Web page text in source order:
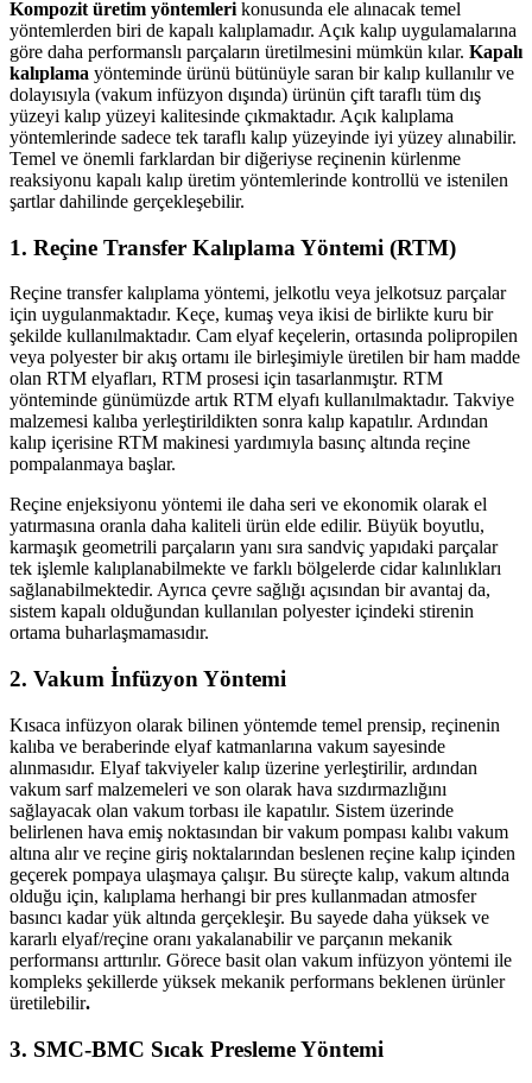
Kompozit üretim yöntemleri konusunda ele alınacak temel
yöntemlerden biri de kapalı kalıplamadır. Açık kalıp uygulamalarına
göre daha performanslı parçaların üretilmesini mümkün kılar. Kapalı
kalıplama yönteminde ürünü bütünüyle saran bir kalıp kullanılır ve
dolayısıyla (vakum infüzyon dışında) ürünün çift taraflı tüm dış
yüzeyi kalıp yüzeyi kalitesinde çıkmaktadır. Açık kalıplama
yöntemlerinde sadece tek taraflı kalıp yüzeyinde iyi yüzey alınabilir.
Temel ve önemli farklardan bir diğeriyse reçinenin kürlenme
reaksiyonu kapalı kalıp üretim yöntemlerinde kontrollü ve istenilen
şartlar dahilinde gerçekleşebilir.
1. Reçine Transfer Kalıplama Yöntemi (RTM)
Reçine transfer kalıplama yöntemi, jelkotlu veya jelkotsuz parçalar
için uygulanmaktadır. Keçe, kumaş veya ikisi de birlikte kuru bir
şekilde kullanılmaktadır. Cam elyaf keçelerin, ortasında polipropilen
veya polyester bir akış ortamı ile birleşimiyle üretilen bir ham madde
olan RTM elyafları, RTM prosesi için tasarlanmıştır. RTM
yönteminde günümüzde artık RTM elyafı kullanılmaktadır. Takviye
malzemesi kalıba yerleştirildikten sonra kalıp kapatılır. Ardından
kalıp içerisine RTM makinesi yardımıyla basınç altında reçine
pompalanmaya başlar.
Reçine enjeksiyonu yöntemi ile daha seri ve ekonomik olarak el
yatırmasına oranla daha kaliteli ürün elde edilir. Büyük boyutlu,
karmaşık geometrili parçaların yanı sıra sandviç yapıdaki parçalar
tek işlemle kalıplanabilmekte ve farklı bölgelerde cidar kalınlıkları
sağlanabilmektedir. Ayrıca çevre sağlığı açısından bir avantaj da,
sistem kapalı olduğundan kullanılan polyester içindeki stirenin
ortama buharlaşmamasıdır.
2. Vakum İnfüzyon Yöntemi
Kısaca infüzyon olarak bilinen yöntemde temel prensip, reçinenin
kalıba ve beraberinde elyaf katmanlarına vakum sayesinde
alınmasıdır. Elyaf takviyeler kalıp üzerine yerleştirilir, ardından
vakum sarf malzemeleri ve son olarak hava sızdırmazlığını
sağlayacak olan vakum torbası ile kapatılır. Sistem üzerinde
belirlenen hava emiş noktasından bir vakum pompası kalıbı vakum
altına alır ve reçine giriş noktalarından beslenen reçine kalıp içinden
geçerek pompaya ulaşmaya çalışır. Bu süreçte kalıp, vakum altında
olduğu için, kalıplama herhangi bir pres kullanmadan atmosfer
basıncı kadar yük altında gerçekleşir. Bu sayede daha yüksek ve
kararlı elyaf/reçine oranı yakalanabilir ve parçanın mekanik
performansı arttırılır. Görece basit olan vakum infüzyon yöntemi ile
kompleks şekillerde yüksek mekanik performans beklenen ürünler
üretilebilir.
3. SMC-BMC Sıcak Presleme Yöntemi